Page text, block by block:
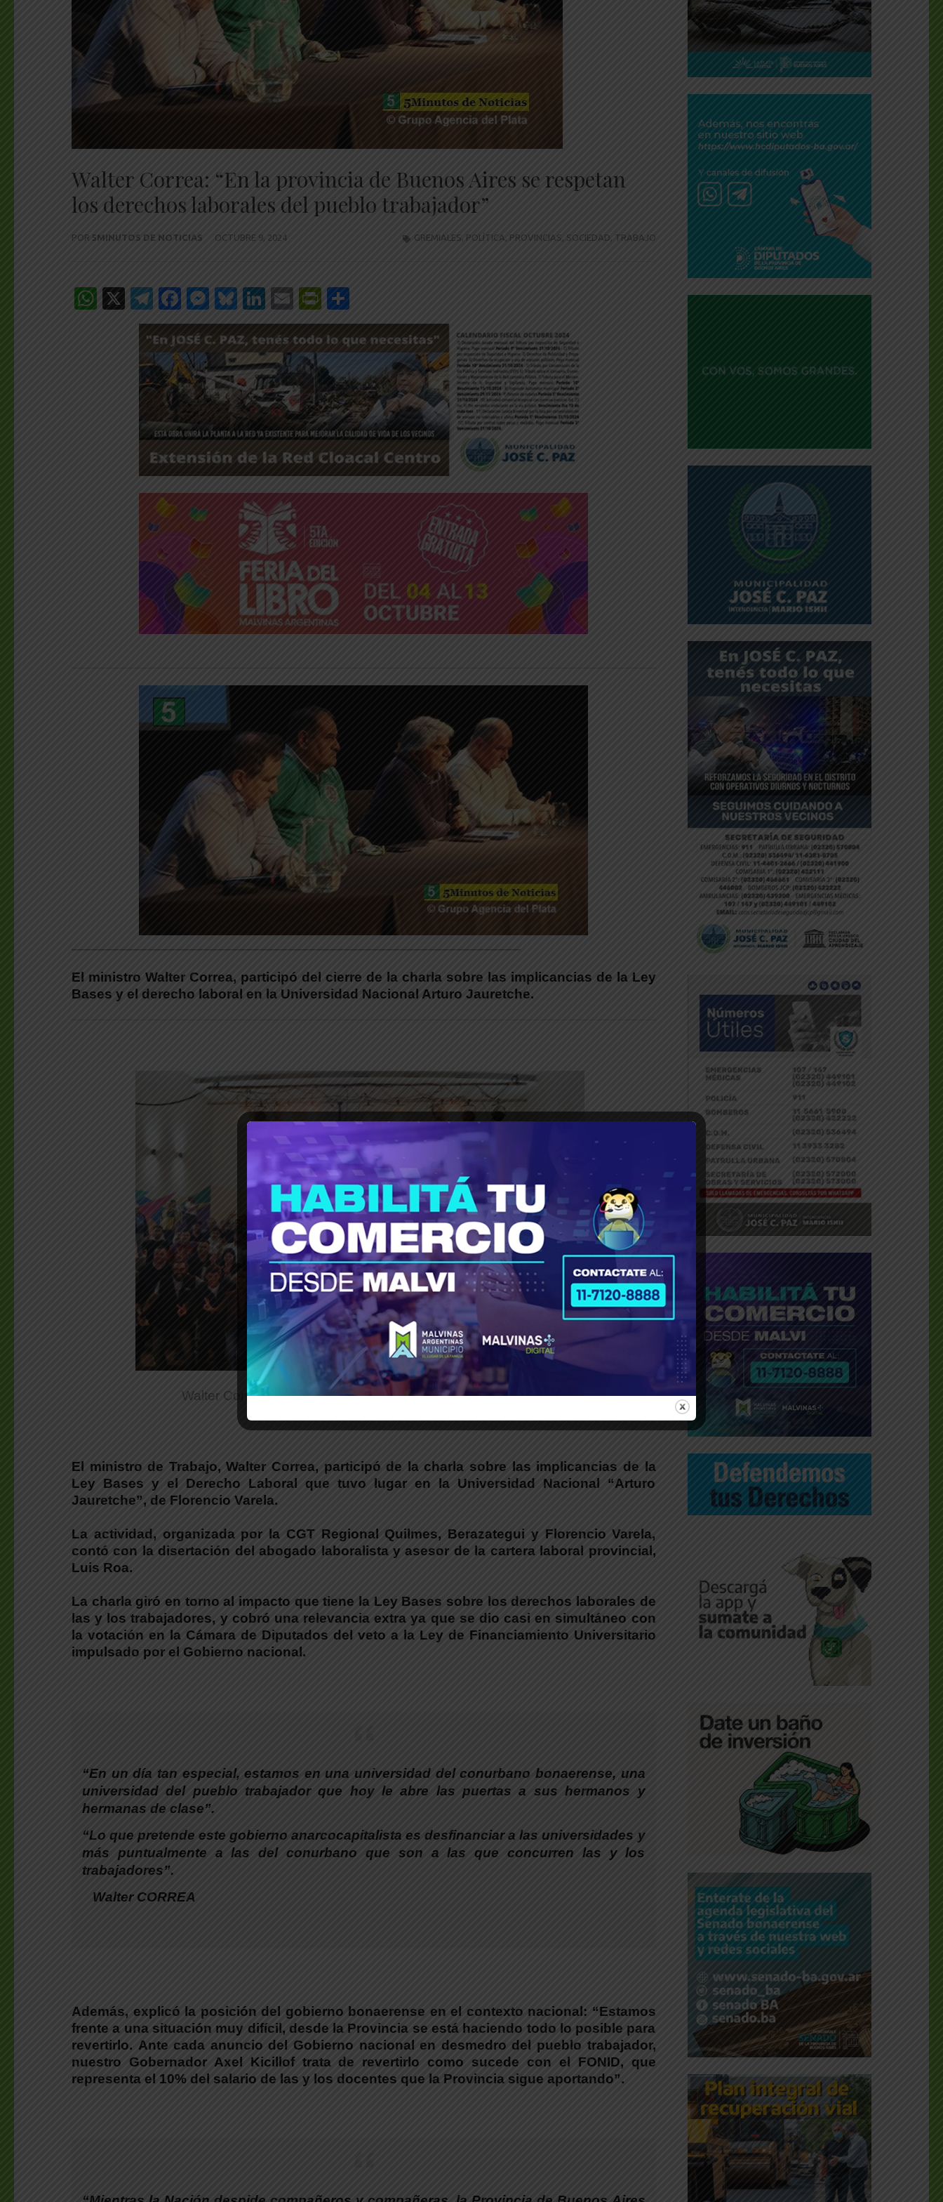
Walter Correa: “En la provincia de Buenos Aires se respetan
los derechos laborales del pueblo trabajador”
POR 5MINUTOS DE NOTICIAS OCTUBRE 9, 2024 GREMIALES POLÍTICA, PROVINCIAS, SOCIEDAD, TRABAJO
WhatsApp
X Telegram
Facebook
Messenger
Bluesky
LinkedIn
EmailPrintFriendly
El ministro Walter Correa, participó del cierre de la charla sobre las implicancias de la Ley
Bases y el derecho laboral en la Universidad Nacional Arturo Jauretche.
Walter Correa en la Universidad Nacional “Arturo Jauretche”.
El ministro de Trabajo,Walter Correa, participó de lacharla sobre las implicancias de la
Ley Bases y el Derecho Laboral que tuvo lugar en la Universidad Nacional “Arturo
Jauretche”, de Florencio Varela.
La actividad, organizada por la CGT Regional Quilmes, Berazategui y Florencio Varela,
contó con la disertación del abogado laboralista y asesor de la cartera laboral provincial,
Luis Roa.
La charla giró en torno al impacto que tiene la Ley Bases sobre los derechos laborales de
las y los trabajadores, y cobró una relevancia extra ya que se dio casi en simultáneo con
la votación en la Cámara de Diputados del veto a la Ley de Financiamiento Universitario
impulsado por el Gobierno nacional.
“En un día tan especial, estamos en una universidad del conurbano bonaerense, una
universidad del pueblo trabajador que hoy le abre las puertas a sus hermanos y
hermanas de clase”.
“Lo que pretende este gobierno anarcocapitalista es desfinanciar a las universidades y
más puntualmente a las del conurbano que son a las que concurren las y los
trabajadores”.
Walter CORREA
Además, explicó la posición del gobierno bonaerense en el contexto nacional: “Estamos
frente a una situación muy difícil, desde la Provincia se está haciendo todo lo posible para
revertirlo. Ante cada anuncio del Gobierno nacional en desmedro del pueblo trabajador,
nuestro Gobernador Axel Kicillof trata de revertirlo como sucede con el FONID, que
representa el 10% del salario de las y los docentes que la Provincia sigue aportando”.